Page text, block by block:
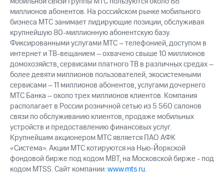
миллионов абонентов. На российском рынке мобильного
бизнеса МТС занимает лидирующие позиции, обслуживая
крупнейшую 80-миллионную абонентскую базу.
Фиксированными услугами МТС – телефонией, доступом в
интернет и ТВ-вещанием – охвачено свыше 10 миллионов
домохозяйств, сервисами платного ТВ в различных средах –
более девяти миллионов пользователей, экосистемными
сервисами – 11 миллионов абонентов, услугами дочернего
МТС Банка – около трех миллионов клиентов. Компания
располагает в России розничной сетью из 5 560 салонов
связи по обслуживанию клиентов, продаже мобильных
устройств и предоставлению финансовых услуг.
Крупнейшим акционером МТС является ПАО АФК
«Система». Акции МТС котируются на Нью-Йоркской
фондовой бирже под кодом MBT, на Московской бирже - под
кодом MTSS. Сайт компании:www.mts.ru.